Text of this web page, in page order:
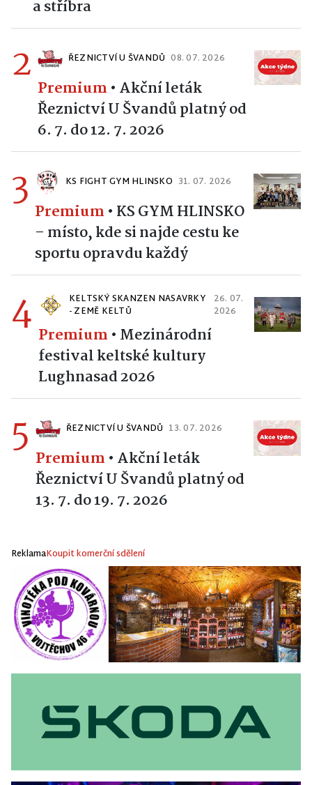
a stříbra
2 ŘEZNICTVÍ U ŠVANDŮ 08. 07. 2026
Premium • Akční leták
Řeznictví U Švandů platný od
6. 7. do 12. 7. 2026
3 KS FIGHT GYM HLINSKO 31. 07. 2026
Premium • KS GYM HLINSKO
– místo, kde si najde cestu ke
sportu opravdu každý
4
KELTSKÝ SKANZEN NASAVRKY
- ZEMĚ KELTŮ
26. 07.
2026
Premium • Mezinárodní
festival keltské kultury
Lughnasad 2026
5 ŘEZNICTVÍ U ŠVANDŮ 13. 07. 2026
Premium • Akční leták
Řeznictví U Švandů platný od
13. 7. do 19. 7. 2026
ReklamaKoupit komerční sdělení